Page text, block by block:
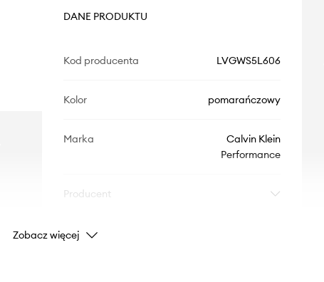
DANE PRODUKTU
Kod producenta LVGWS5L606
Kolor pomarańczowy
Marka
Calvin Klein
Performance
Producent
ID Produktu
Zobacz więcej